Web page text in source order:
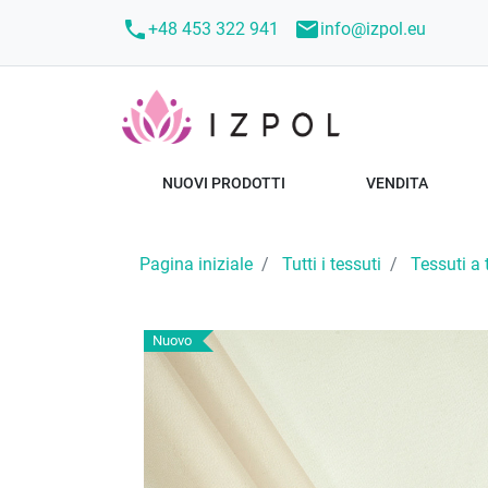
call+48 453 322 941 mailinfo@izpol.eu
NUOVI PRODOTTI VENDITA
Pagina iniziale Tutti i tessuti Tessuti a
Nuovo